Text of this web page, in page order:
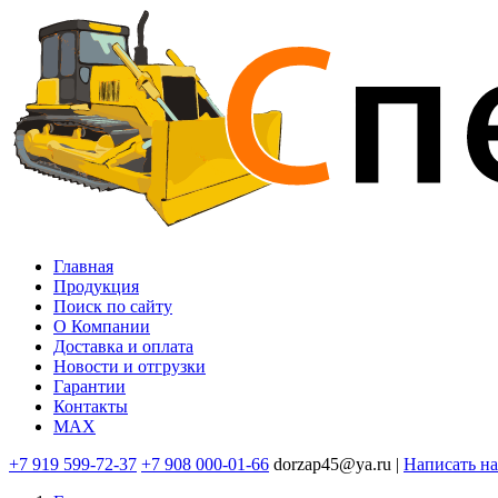
Перейти
основному
содержанию
Основная
навигация
Главная
Продукция
Поиск по сайту
O Компании
Доставка и оплата
Новости и отгрузки
Гарантии
Контакты
MAX
+7 919 599-72-37 +7 908 000-01-66 dorzap45@ya.ru | Написать